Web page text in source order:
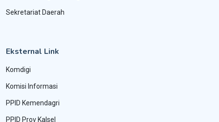
Sekretariat Daerah
Eksternal Link
Komdigi
Komisi Informasi
PPID Kemendagri
PPID Prov Kalsel